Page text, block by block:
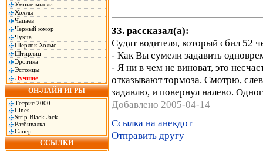
Умные мысли
Хохлы
Чапаев
Черный юмор
Чукча
Шерлок Холмс
Штирлиц
Эротика
Эстонцы
Лучшие
ОН-ЛАЙН ИГРЫ
Тетрис 2000
Lines
Strip Black Jack
Разбивалка
Сапер
ССЫЛКИ
33. рассказал(а):
Судят водителя, который сбил 52
- Как Вы сумели задавить
- Я ни в чем не виноват, это
отказывают тормоза. Смотрю,
задавлю, и повернул налево.
Добавлено 2005-04-14
Ссылка на анекдот
Отправить другу